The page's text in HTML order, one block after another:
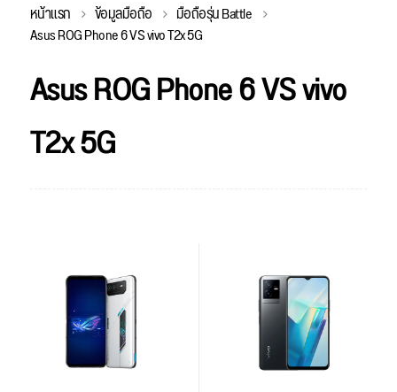
หน้าแรก ข้อมูลมือถือ มือถือรุ่น Battle
Asus ROG Phone 6 VS vivo T2x 5G
Asus ROG Phone 6 VS vivo
T2x 5G